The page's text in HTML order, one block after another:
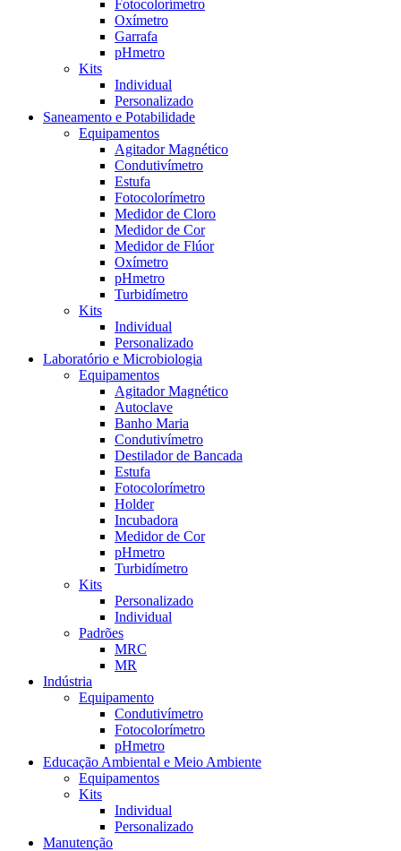
Fotocolorímetro
Oxímetro
Garrafa
pHmetro
Kits
Individual
Personalizado
Saneamento e Potabilidade
Equipamentos
Agitador Magnético
Condutivímetro
Estufa
Fotocolorímetro
Medidor de Cloro
Medidor de Cor
Medidor de Flúor
Oxímetro
pHmetro
Turbidímetro
Kits
Individual
Personalizado
Laboratório e Microbiologia
Equipamentos
Agitador Magnético
Autoclave
Banho Maria
Condutivímetro
Destilador de Bancada
Estufa
Fotocolorímetro
Holder
Incubadora
Medidor de Cor
pHmetro
Turbidímetro
Kits
Personalizado
Individual
Padrões
MRC
MR
Indústria
Equipamento
Condutivímetro
Fotocolorímetro
pHmetro
Educação Ambiental e Meio Ambiente
Equipamentos
Kits
Individual
Personalizado
Manutenção